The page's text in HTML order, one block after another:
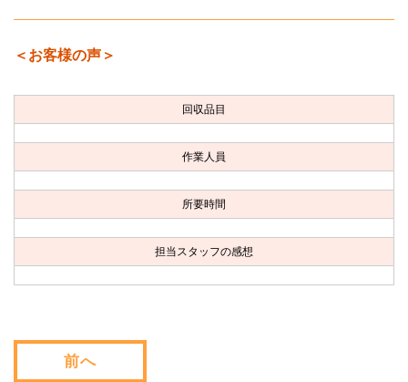
お客様の声
お問い合わせ
会社概要
キャンペーン
＜お客様の声＞
回収品目
作業人員
所要時間
担当スタッフの感想
前へ